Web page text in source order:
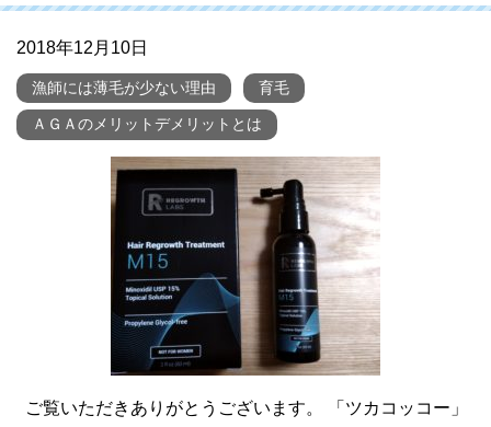
2018年12月10日
漁師には薄毛が少ない理由 育毛
ＡＧＡのメリットデメリットとは
ご覧いただきありがとうございます。 「ツカコッコー」